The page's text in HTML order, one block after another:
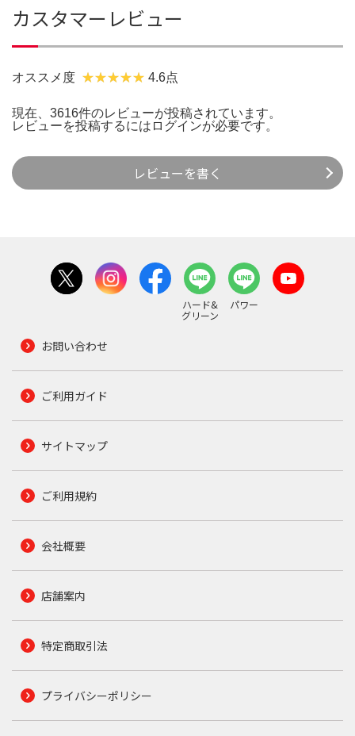
カスタマーレビュー
オススメ度 4.6点
現在、3616件のレビューが投稿されています。
レビューを投稿するには ログインが必要です。
レビューを書く
ハード&
グリーン
パワー
お問い合わせ
ご利用ガイド
サイトマップ
ご利用規約
会社概要
店舗案内
特定商取引法
プライバシーポリシー